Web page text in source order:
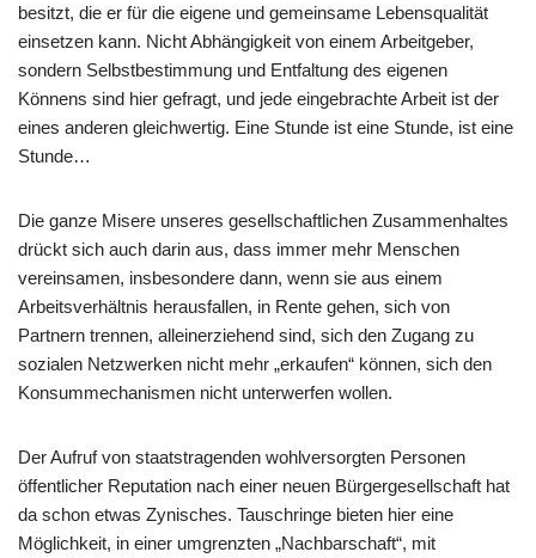
besitzt, die er für die eigene und gemeinsame Lebensqualität
einsetzen kann. Nicht Abhängigkeit von einem Arbeitgeber,
sondern Selbstbestimmung und Entfaltung des eigenen
Könnens sind hier gefragt, und jede eingebrachte Arbeit ist der
eines anderen gleichwertig. Eine Stunde ist eine Stunde, ist eine
Stunde…
Die ganze Misere unseres gesellschaftlichen Zusammenhaltes
drückt sich auch darin aus, dass immer mehr Menschen
vereinsamen, insbesondere dann, wenn sie aus einem
Arbeitsverhältnis herausfallen, in Rente gehen, sich von
Partnern trennen, alleinerziehend sind, sich den Zugang zu
sozialen Netzwerken nicht mehr „erkaufen“ können, sich den
Konsummechanismen nicht unterwerfen wollen.
Der Aufruf von staatstragenden wohlversorgten Personen
öffentlicher Reputation nach einer neuen Bürgergesellschaft hat
da schon etwas Zynisches. Tauschringe bieten hier eine
Möglichkeit, in einer umgrenzten „Nachbarschaft“, mit